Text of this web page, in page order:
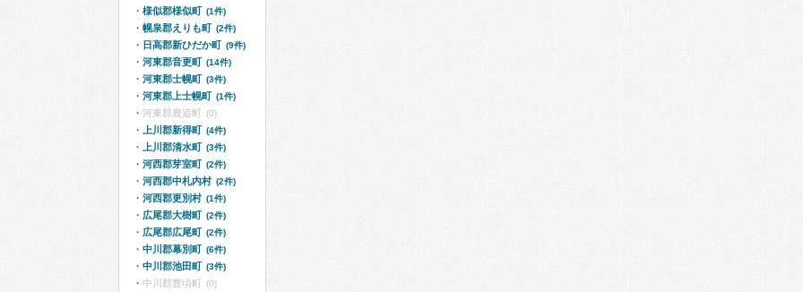
様似郡様似町 (1件)
幌泉郡えりも町 (2件)
日高郡新ひだか町 (9件)
河東郡音更町 (14件)
河東郡士幌町 (3件)
河東郡上士幌町 (1件)
河東郡鹿追町 (0)
上川郡新得町 (4件)
上川郡清水町 (3件)
河西郡芽室町 (2件)
河西郡中札内村 (2件)
河西郡更別村 (1件)
広尾郡大樹町 (2件)
広尾郡広尾町 (2件)
中川郡幕別町 (6件)
中川郡池田町 (3件)
中川郡豊頃町 (0)